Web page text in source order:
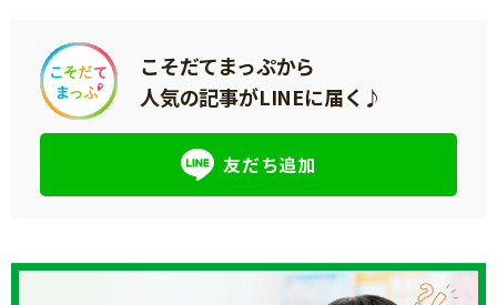
こそだてまっぷから
人気の記事がLINEに届く♪
友だち追加